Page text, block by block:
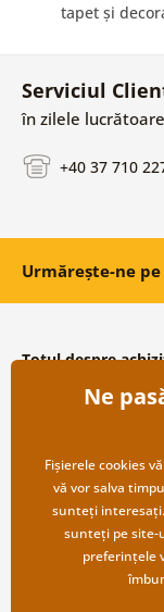
tapet și
Serviciul
în zilele
+40 37 710
Urmărește-ne pe
Totul despre
Condiții și termeni
Protecția datelor
Transport și
Returnare
Ne
Fișierele cookies
vă vor salva
sunteți
sunteți pe site-
preferințele